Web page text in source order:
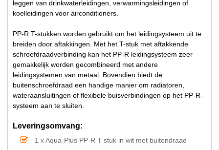
leggen van drinkwaterleidingen, verwarmingsleidingen of
koelleidingen voor airconditioners.
PP-R T-stukken worden gebruikt om het leidingsysteem uit te
breiden door aftakkingen. Met het T-stuk met aftakkende
schroefdraadverbinding kan het PP-R leidingsysteem zeer
gemakkelijk worden gecombineerd met andere
leidingsystemen van metaal. Bovendien biedt de
buitenschroefdraad een handige manier om radiatoren,
wateraansluitingen of flexibele buisverbindingen op het PP-R-
systeem aan te sluiten.
Leveringsomvang:
1 x Aqua-Plus PP-R T-stuk in wit met buitendraad